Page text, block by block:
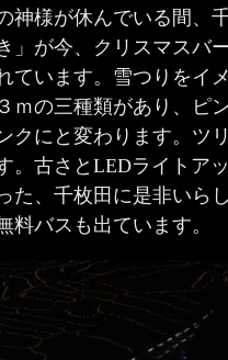
神様が休んでいる間、
」が今、クリスマスバ
ています。雪つりをイ
ｍの三種類があり、ピ
クにと変わります。ツ
。古さとLEDライトア
た、千枚田に是非いら
料バスも出ています。